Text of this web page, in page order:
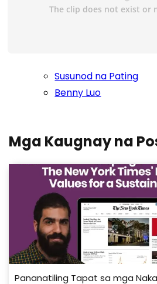
Susunod na Pating
Benny Luo
Mga Kaugnay na
Pananatiling Tapat sa mga